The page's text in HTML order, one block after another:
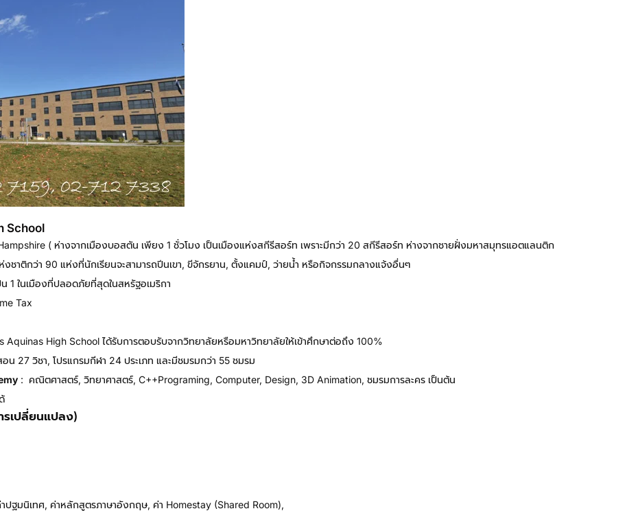
School
( ห่างจากเมืองบอสตัน เพียง 1 ชั่วโมง เป็นเมืองแห่งสกีรีสอร์ท เพราะมีกว่า 20 สกีรีสอร์ท ห่างจากชายฝั่งมหาสมุทรแอตแลนติก
ชาติกว่า 90 แห่งที่นักเรียนจะสามารถปีนเขา, ขีจักรยาน, ตั้งแคมป์, ว่ายน้ำ หรือกิจกรรมกลางแจ้งอื่นๆ
1 ในเมืองที่ปลอดภัยที่สุดในสหรัฐอเมริกา
Tax
High School ได้รับการตอบรับจากวิทยาลัยหรือมหาวิทยาลัยให้เข้าศึกษาต่อถึง 100%
น 27 วิชา, โปรแกรมกีฬา 24 ประเภท และมีชมรมกว่า 55 ชมรม
: คณิตศาสตร์, วิทยาศาสตร์, C++programing, Computer, Design, 3D Animation, ชมรมการละคร เป็นต้น
รเปลี่ยนแปลง)
าปฐมนิเทศ, ค่าหลักสูตรภาษาอังกฤษ, ค่า Homestay (shared Room),